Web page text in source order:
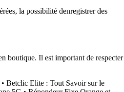
la possibilité denregistrer des
boutique. Il est important de respecter
• Betclic Elite : Tout Savoir sur le